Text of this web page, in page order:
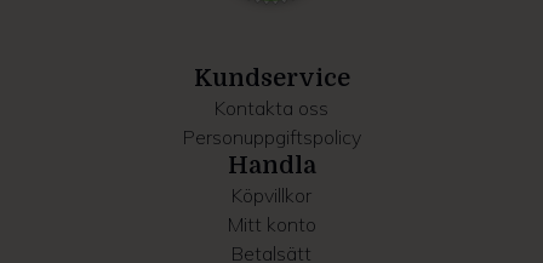
information som du har tillhandahållit eller som de har
Kundservice
Kontakta oss
Personuppgiftspolicy
Handla
Köpvillkor
Mitt konto
Betalsätt